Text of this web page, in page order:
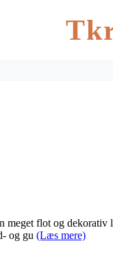
flot og
og gu (Læs mere)